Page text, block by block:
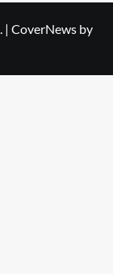
| CoverNews by